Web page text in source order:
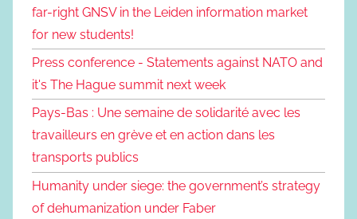
far-right GNSV in the Leiden information market
for new students!
Press conference - Statements against NATO and
it's The Hague summit next week
Pays-Bas : Une semaine de solidarité avec les
travailleurs en grève et en action dans les
transports publics
Humanity under siege: the government’s strategy
of dehumanization under Faber